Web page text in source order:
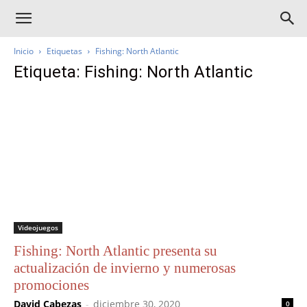
Inicio Etiquetas Fishing: North Atlantic
Etiqueta: Fishing: North Atlantic
Videojuegos
Fishing: North Atlantic presenta su
actualización de invierno y numerosas
promociones
David Cabezas - diciembre 30, 2020 0